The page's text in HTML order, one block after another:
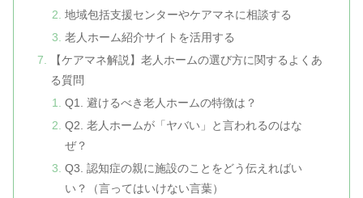
地域包括支援センターやケアマネに相談する
老人ホーム紹介サイトを活用する
【ケアマネ解説】老人ホームの選び方に関するよくあ
る質問
Q1. 避けるべき老人ホームの特徴は？
Q2. 老人ホームが「ヤバい」と言われるのはな
ぜ？
Q3. 認知症の親に施設のことをどう伝えればい
い？（言ってはいけない言葉）